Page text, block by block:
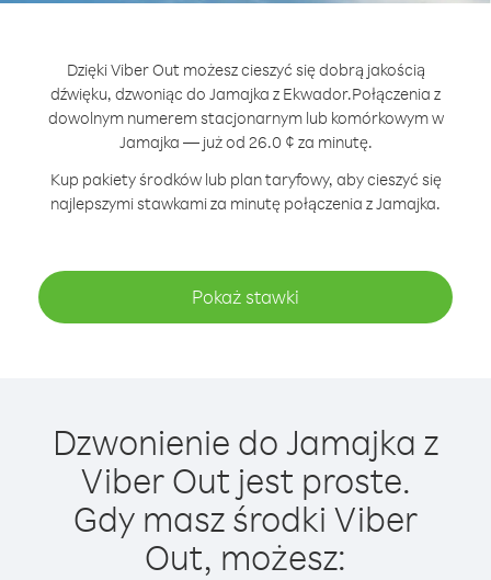
Dzięki Viber Out możesz cieszyć się dobrą jakością
dźwięku, dzwoniąc do Jamajka z Ekwador.Połączenia z
dowolnym numerem stacjonarnym lub komórkowym w
Jamajka — już od 26.0 ¢ za minutę.
Kup pakiety środków lub plan taryfowy, aby cieszyć się
najlepszymi stawkami za minutę połączenia z Jamajka.
Pokaż stawki
Dzwonienie do Jamajka z
Viber Out jest proste.
Gdy masz środki Viber
Out, możesz: